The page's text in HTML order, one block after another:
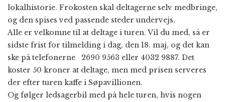
lokalhistorie. Frokosten skal deltagerne selv medbringe,
og den spises ved passende steder undervejs.
Alle er velkomne til at deltage i turen. Vil du med, så er
sidste frist for tilmelding i dag, den 18. maj, og det kan
ske på telefonerne 2690 9563 eller 4032 9887. Det
koster 50 kroner at deltage, men med prisen serveres
der efter turen kaffe i Søpavillionen.
Og følger ledsagerbil med på hele turen, hvis nogen